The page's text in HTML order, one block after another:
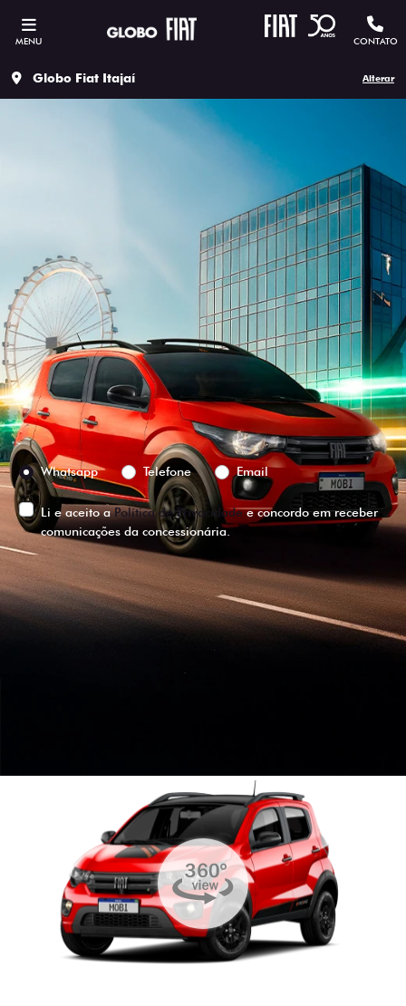
MENU CONTATO
Globo Fiat Itajaí Alterar
ESTOU INTERESSADO
Versão escolhida
Preferência de contato:
Whatsapp
Telefone Email
Li e aceito aPolítica de Privacidadee concordo em receber
comunicações da concessionária.
ENTRAR EM CONTATO